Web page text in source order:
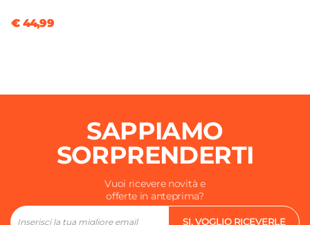
€ 44,99
SAPPIAMO
SORPRENDERTI
Vuoi ricevere novità e
offerte in anteprima?
SI, VOGLIO RICEVERLE